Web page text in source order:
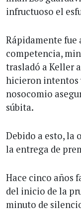
infructuoso el
Rápidamente fue
competencia,
trasladó a Keller
hicieron intentos
nosocomio
súbita.
Debido a esto, la
la entrega de
Hace cinco años
del inicio de la
minuto de